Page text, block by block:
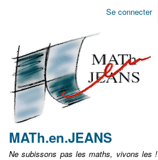
Aller
non
identifié
Se connecter
MATh.en.JEANS
Ne subissons pas les maths, vivons les !